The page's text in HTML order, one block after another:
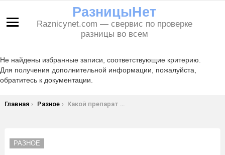
РазницыНет
Raznicynet.com — свервис по проверке
разницы во всем
Не найдены избранные записи, соответствующие критерию.
Для получения дополнительной информации, пожалуйста,
обратитесь к документации.
Вы здесь:
Главная Разное Какой препарат лучше и эффективнее «Метеоспазмил» или «Эспумизан»?
РАЗНОЕ